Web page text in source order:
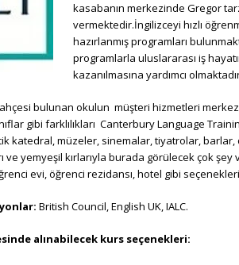
kasabanın merkezinde Gregor
vermektedir.İngilizceyi hızlı
hazırlanmış programları
programlarla uluslararası iş
kazanılmasına yardımcı
bulunan okulun müşteri hizmetleri
gibi farklılıkları Canterbury Language
katedral, müzeler, sinemalar, tiyatrolar, barlar,
ve yemyeşil kırlarıyla burada görülecek çok şey
evi, öğrenci rezidansı, hotel gibi
British Council, English UK, IALC.
alınabilecek kurs seçenekleri: